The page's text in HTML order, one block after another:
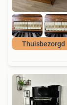
Thuisbezorgd